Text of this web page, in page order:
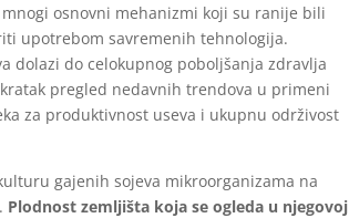
osnovni mehanizmi koji su ranije bili
upotrebom savremenih tehnologija.
dolazi do celokupnog poboljšanja zdravlja
pregled nedavnih trendova u primeni
za produktivnost useva i ukupnu održivost
gajenih sojeva mikroorganizama na
Plodnost zemljišta koja se ogleda u njegovoj